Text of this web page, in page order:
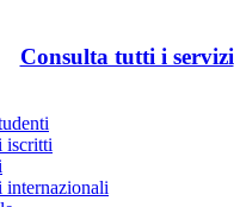
Consulta tutti i servizi
iscritti
internazionali